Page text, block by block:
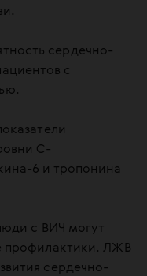
сердечно-
с
С-
6 и тропонина
с ВИЧ могут
профилактики. ЛЖВ
сердечно-